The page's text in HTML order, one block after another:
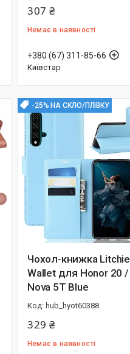
307 ₴
Немає в наявності
+380 (67) 311-85-66
Київстар
-25% НА СКЛО/ПЛІВКУ
Чохол-книжка Litchie
Wallet для Honor 20 /
Nova 5T Blue
hub_hyot60388
329 ₴
Немає в наявності